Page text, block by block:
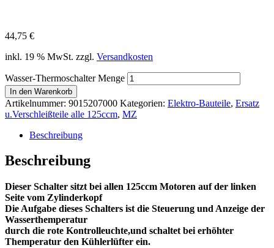
44,75 €
inkl. 19 % MwSt. zzgl. Versandkosten
Wasser-Thermoschalter Menge
In den Warenkorb
Artikelnummer: 9015207000 Kategorien: Elektro-Bauteile, Ersatz
u.Verschleißteile alle 125ccm, MZ
Beschreibung
Beschreibung
Dieser Schalter sitzt bei allen 125ccm Motoren auf der linken
Seite vom Zylinderkopf
Die Aufgabe dieses Schalters ist die Steuerung und Anzeige der
Wasserthemperatur
durch die rote Kontrolleuchte,und schaltet bei erhöhter
Themperatur den Kühlerlüfter ein.